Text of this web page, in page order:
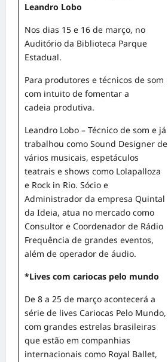
Leandro Lobo
Nos dias 15 e 16 de março, no
Auditório da Biblioteca Parque
Estadual.
Para produtores e técnicos de som
com intuito de fomentar a
cadeia produtiva.
Leandro Lobo – Técnico de som e já
trabalhou como Sound Designer de
vários musicais, espetáculos
teatrais e shows como Lolapalloza
e Rock in Rio. Sócio e
Administrador da empresa Quintal
da Ideia, atua no mercado como
Consultor e Coordenador de Rádio
Frequência de grandes eventos,
além de operador de áudio.
*Lives com cariocas pelo mundo
De 8 a 25 de março acontecerá a
série de lives Cariocas Pelo Mundo,
com grandes estrelas brasileiras
que estão em companhias
internacionais como Royal Ballet,